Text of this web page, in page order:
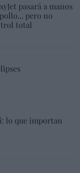
pasará a manos
pero no
total
lo que importan